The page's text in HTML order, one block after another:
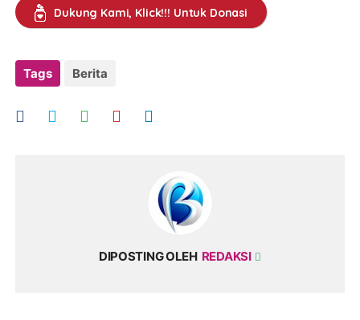
Dukung Kami, Klick!!! Untuk Donasi
Tags Berita
DIPOSTING OLEH REDAKSI